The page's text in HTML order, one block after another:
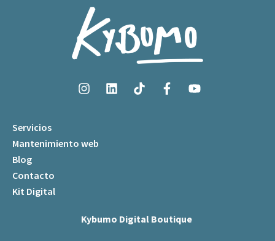
Servicios
Mantenimiento web
Blog
Contacto
Kit Digital
Kybumo Digital Boutique